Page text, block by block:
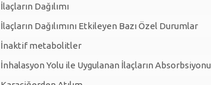
İlaçların Dağılımı
İlaçların Dağılımını Etkileyen Bazı Özel Durumlar
İnaktif metabolitler
İnhalasyon Yolu ile Uygulanan İlaçların Absorbsiyonu